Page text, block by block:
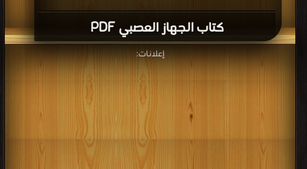
كتاب الجهاز العصبي PDF
إعلانات: